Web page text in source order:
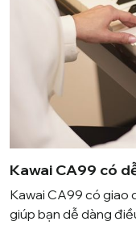
Kawai CA99 có
Kawai CA99 có giao
giúp bạn dễ dàng